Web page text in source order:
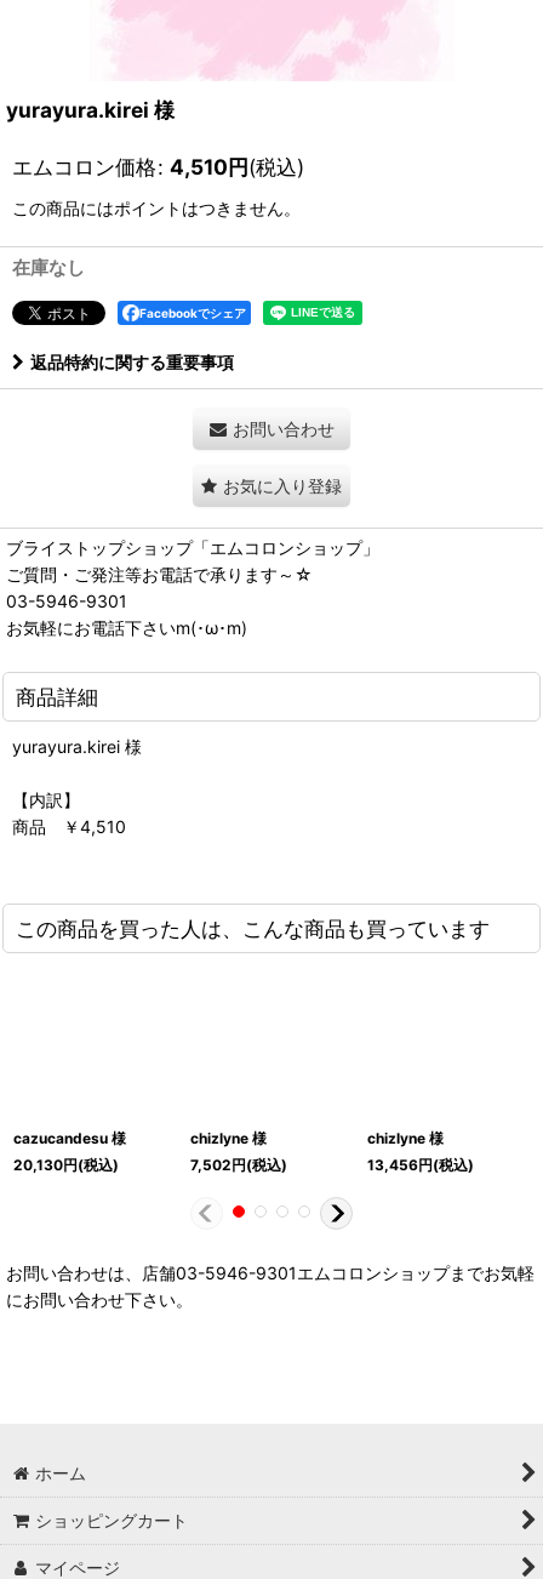
yurayura.kirei 様
エムコロン価格: 4,510円(税込)
この商品にはポイントはつきません。
在庫なし
Facebookでシェア
返品特約に関する重要事項
お問い合わせ
お気に入り登録
ブライストップショップ「エムコロンショップ」
ご質問・ご発注等お電話で承ります～☆
03-5946-9301
お気軽にお電話下さいm(･ω･m)
商品詳細
yurayura.kirei 様
【内訳】
商品 ￥4,510
この商品を買った人は、こんな商品も買っています
cazucandesu 様
20,130円(税込)
chizlyne 様
7,502円(税込)
chizlyne 様
13,456円(税込)
お問い合わせは、店舗03-5946-9301エムコロンショップまでお気軽
にお問い合わせ下さい。
ホーム
ショッピングカート
マイページ